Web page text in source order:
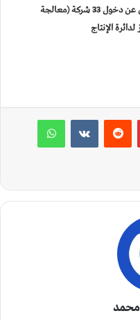
الموارد المعدنية تعلن عن دخول 33 شركة (معالجة
الإنتاج
بينتيريست